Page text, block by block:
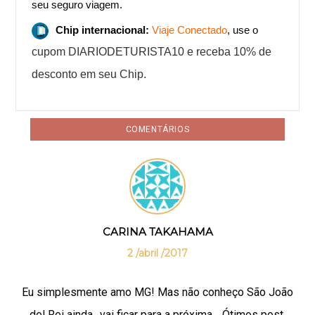
seu seguro viagem.
Chip internacional: Viaje Conectado, use o
cupom DIARIODETURISTA10 e receba 10% de
desconto em seu Chip.
COMENTÁRIOS
CARINA TAKAHAMA
2 /abril /2017
Eu simplesmente amo MG! Mas não conheço São João